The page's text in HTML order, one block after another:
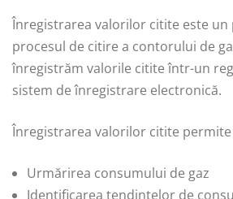
Înregistrarea valorilor citite este
procesul de citire a contorului de
înregistrăm valorile citite într-un
sistem de înregistrare electronică.
Înregistrarea valorilor citite
Urmărirea consumului de gaz
Identificarea tendințelor de